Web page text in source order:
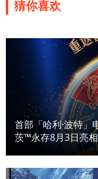
猜你喜欢
首部「哈利·波特」
茨™永存8月3日亮